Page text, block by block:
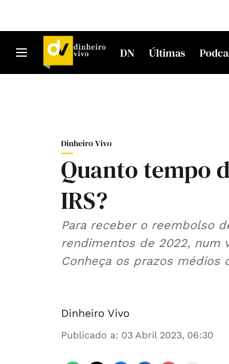
DN Últimas
Dinheiro Vivo
Quanto tempo
IRS?
Para receber o reembolso
rendimentos de 2022, num
Conheça os prazos médios
Dinheiro Vivo
Publicado a: 03 Abril 2023, 06:30